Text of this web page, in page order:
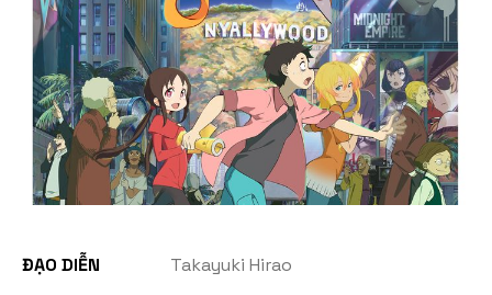
ĐẠO DIỄN
Takayuki Hirao